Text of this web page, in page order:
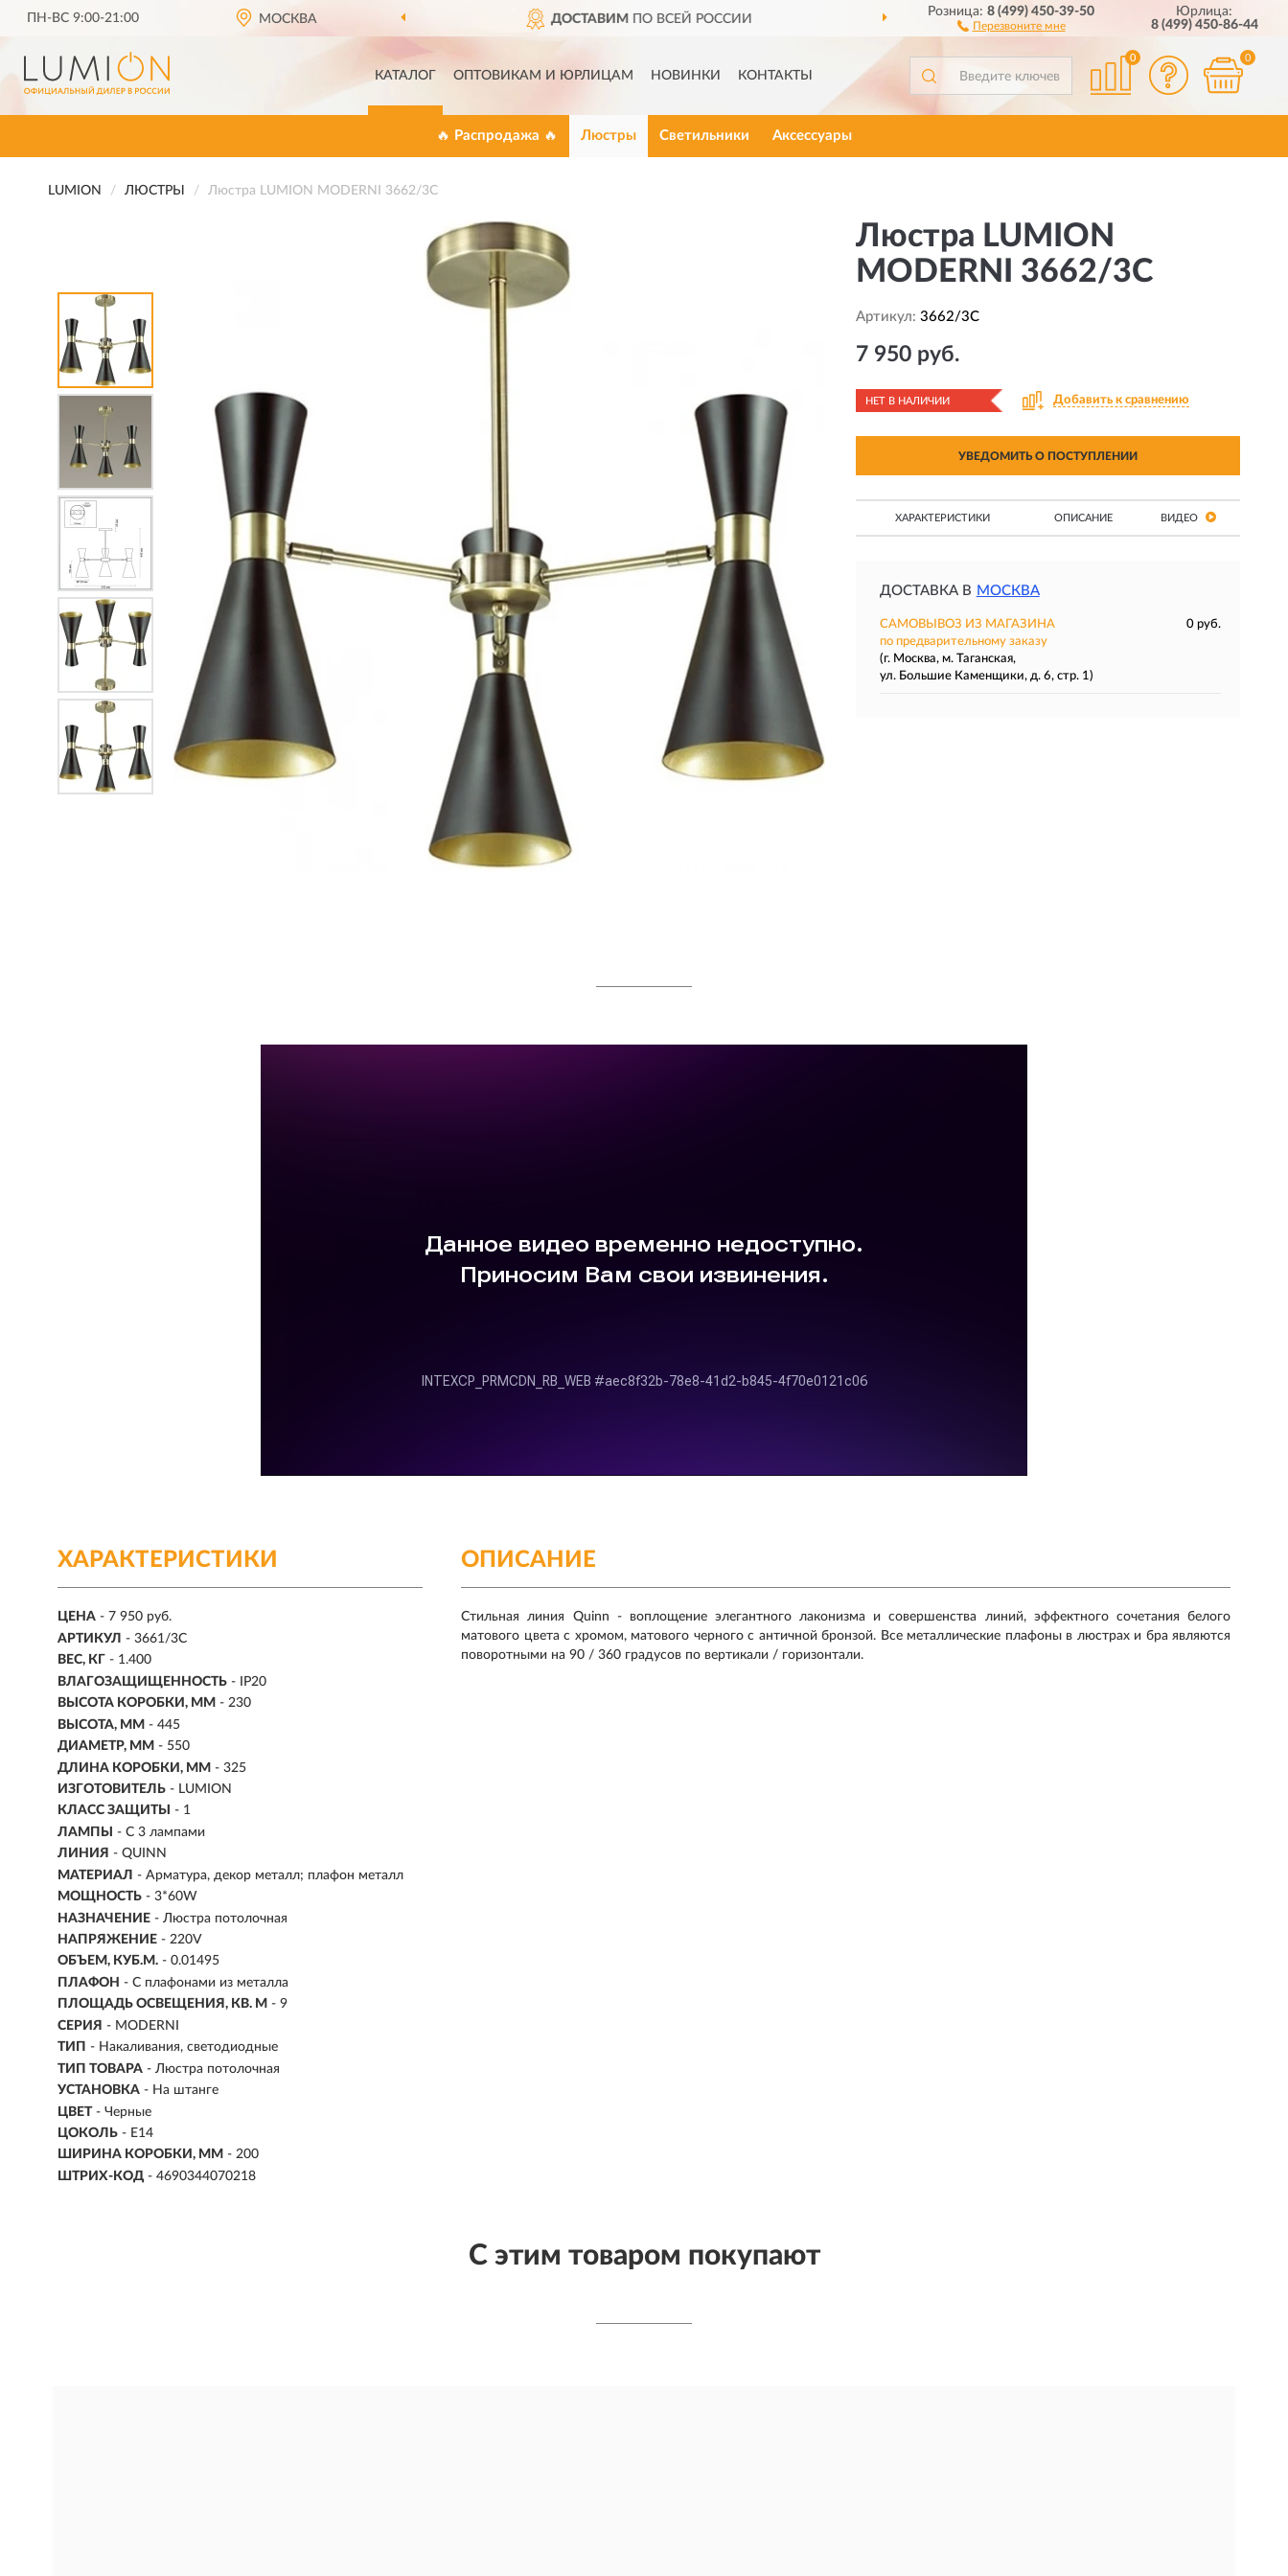
ПН-ВС 9:00-21:00 МОСКВА
ДОСТАВИМПО ВСЕЙ РОССИИ ПОЛНЫЙ АССОРТИМЕНТ БРЕНДА
Розница:8 (499) 450-39-50
Перезвоните мне
Юрлица:
8 (499) 450-86-44
КАТАЛОГ ОПТОВИКАМ И ЮРЛИЦАМ НОВИНКИ КОНТАКТЫ
0 0
🔥 Распродажа 🔥 Люстры Светильники Аксессуары
LUMION ЛЮСТРЫ Люстра LUMION MODERNI 3662/3C
Люстра LUMION
MODERNI 3662/3C
Артикул: 3662/3C
7 950 руб.
НЕТ В НАЛИЧИИ Добавить к сравнению
УВЕДОМИТЬ О ПОСТУПЛЕНИИ
ХАРАКТЕРИСТИКИ ОПИСАНИЕ ВИДЕО
ДОСТАВКА В МОСКВА
САМОВЫВОЗ ИЗ МАГАЗИНА
0 руб.
по предварительному заказу
(г. Москва, м. Таганская,
ул. Большие Каменщики, д. 6, стр. 1)
ХАРАКТЕРИСТИКИ
ЦЕНА - 7 950 руб.
АРТИКУЛ - 3661/3C
ВЕС, КГ - 1.400
ВЛАГОЗАЩИЩЕННОСТЬ - IP20
ВЫСОТА КОРОБКИ, ММ - 230
ВЫСОТА, ММ - 445
ДИАМЕТР, ММ - 550
ДЛИНА КОРОБКИ, ММ - 325
ИЗГОТОВИТЕЛЬ - LUMION
КЛАСС ЗАЩИТЫ
- 1
ЛАМПЫ
- С 3 лампами
ЛИНИЯ - QUINN
МАТЕРИАЛ - Арматура, декор металл; плафон металл
МОЩНОСТЬ - 3*60W
НАЗНАЧЕНИЕ - Люстра потолочная
НАПРЯЖЕНИЕ - 220V
ОБЪЕМ, КУБ.М. - 0.01495
ПЛАФОН - С плафонами из металла
ПЛОЩАДЬ ОСВЕЩЕНИЯ, КВ. М - 9
СЕРИЯ - MODERNI
ТИП - Накаливания, светодиодные
ТИП ТОВАРА - Люстра потолочная
УСТАНОВКА - На штанге
ЦВЕТ - Черные
ЦОКОЛЬ - E14
ШИРИНА КОРОБКИ, ММ - 200
ШТРИХ-КОД - 4690344070218
ОПИСАНИЕ
Стильная линия Quinn - воплощение элегантного лаконизма и совершенства линий, эффектного сочетания белого
матового цвета с хромом, матового черного с античной бронзой. Все металлические плафоны в люстрах и бра являются
поворотными на 90 / 360 градусов по вертикали / горизонтали.
С этим товаром покупают